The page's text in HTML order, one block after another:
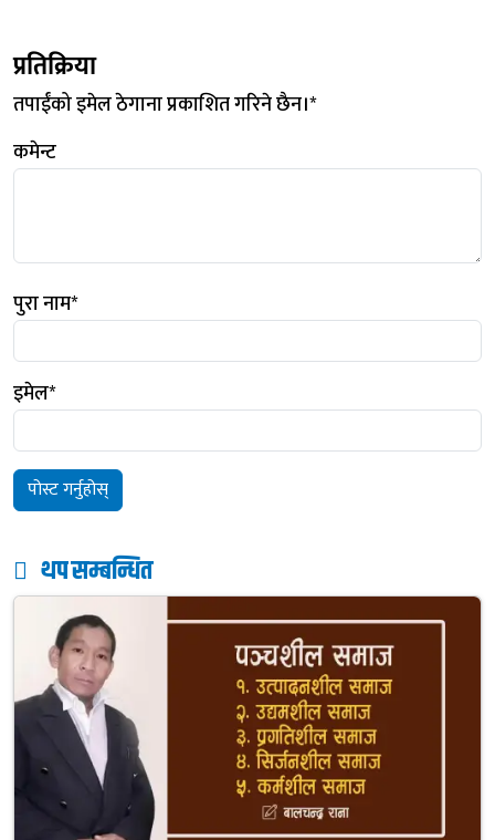
प्रतिक्रिया
तपाईंको इमेल ठेगाना प्रकाशित गरिने छैन।*
कमेन्ट
पुरा नाम*
इमेल*
थप सम्बन्धित